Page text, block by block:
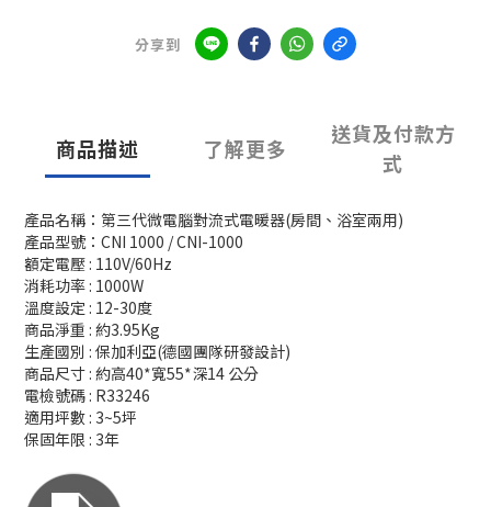
分享到
商品描述 了解更多
送貨及付款方
式
產品名稱：第三代微電腦對流式電暖器(房間、浴室兩用)
產品型號：CNI 1000 / CNI-1000
額定電壓 : 110V/60Hz
消耗功率 : 1000W
溫度設定 : 12-30度
商品淨重 : 約3.95Kg
生產國別 : 保加利亞(德國團隊研發設計)
商品尺寸 : 約高40*寬55*深14 公分
電檢號碼 : R33246
適用坪數 : 3~5坪
保固年限 : 3年